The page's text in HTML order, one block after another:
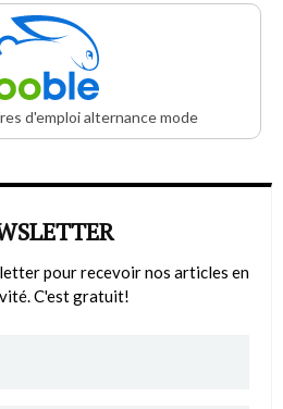
d'emploi alternance mode
pour recevoir nos articles en
C'est gratuit!